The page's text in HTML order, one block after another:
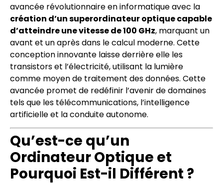
avancée révolutionnaire en informatique avec la
création d’un superordinateur optique capable
d’atteindre une vitesse de 100 GHz, marquant un
avant et un après dans le calcul moderne. Cette
conception innovante laisse derrière elle les
transistors et l’électricité, utilisant la lumière
comme moyen de traitement des données. Cette
avancée promet de redéfinir l’avenir de domaines
tels que les télécommunications, l’intelligence
artificielle et la conduite autonome.
Qu’est-ce qu’un
Ordinateur Optique et
Pourquoi Est-il Différent ?